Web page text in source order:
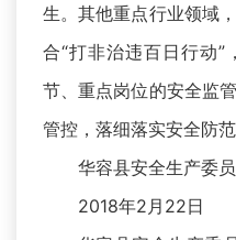
生。其他重点行业领域
合“打非治违百日行动
节、重点岗位的安全监
管控，落细落实安全防
华容县安全生产委
2018年2月22日